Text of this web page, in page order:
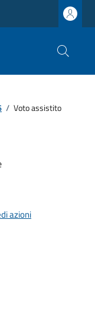
/ Voto assistito
azioni